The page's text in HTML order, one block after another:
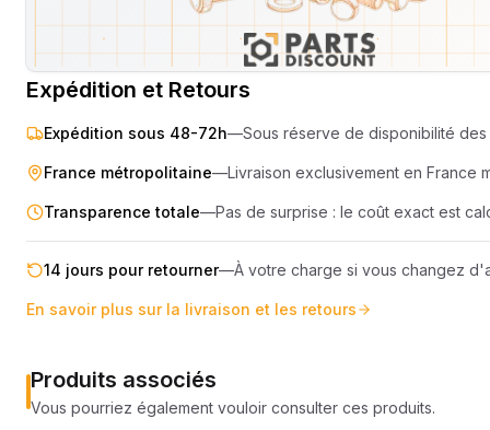
REMORQUE
Livraison & retoursMachines compatibles(3)Avis
Expédition et Retours
Expédition sous 48-72h—Sous réserve de disponibilité
France métropolitaine—Livraison exclusivement en France
Transparence totale—Pas de surprise : le coût exact est
14 jours pour retourner—À votre charge si vous changez
En savoir plus sur la livraison et les retours
Produits associés
Vous pourriez également vouloir consulter ces produits.